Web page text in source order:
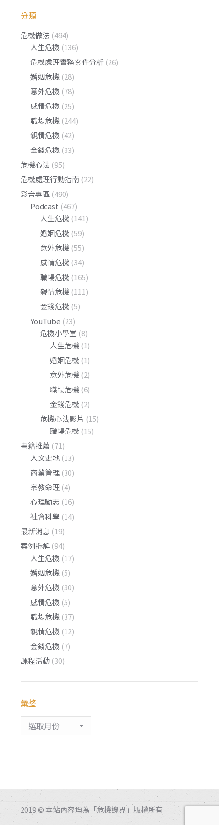
分類
危機做法 (494)
人生危機 (136)
危機處理實務案件分析 (26)
婚姻危機 (28)
意外危機 (78)
感情危機 (25)
職場危機 (244)
親情危機 (42)
金錢危機 (33)
危機心法 (95)
危機處理行動指南 (22)
影音專區 (490)
Podcast (467)
人生危機 (141)
婚姻危機 (59)
意外危機 (55)
感情危機 (34)
職場危機 (165)
親情危機 (111)
金錢危機 (5)
YouTube (23)
危機小學堂 (8)
人生危機 (1)
婚姻危機 (1)
意外危機 (2)
職場危機 (6)
金錢危機 (2)
危機心法影片 (15)
職場危機 (15)
書籍推薦 (71)
人文史地 (13)
商業管理 (30)
宗教命理 (4)
心理勵志 (16)
社會科學 (14)
最新消息 (19)
案例拆解 (94)
人生危機 (17)
婚姻危機 (5)
意外危機 (30)
感情危機 (5)
職場危機 (37)
親情危機 (12)
金錢危機 (7)
課程活動 (30)
彙整
整
2019 © 本站內容均為「危機邊界」版權所有